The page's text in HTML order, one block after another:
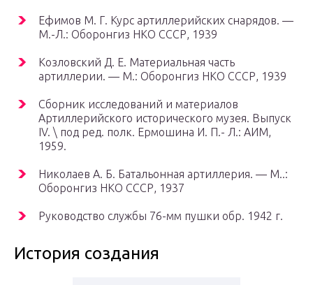
Ефимов М. Г. Курс артиллерийских снарядов. —
М.-Л.: Оборонгиз НКО СССР, 1939
Козловский Д. Е. Материальная часть
артиллерии. — М.: Оборонгиз НКО СССР, 1939
Сборник исследований и материалов
Артиллерийского исторического музея. Выпуск
IV. \ под ред. полк. Ермошина И. П.- Л.: АИМ,
1959.
Николаев А. Б. Батальонная артиллерия. — М..:
Оборонгиз НКО СССР, 1937
Руководство службы 76-мм пушки обр. 1942 г.
История создания